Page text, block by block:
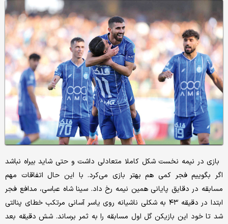
بازی در نیمه نخست شکل کاملا متعادلی داشت و حتی شاید بیراه نباشد
اگر بگوییم فجر کمی هم بهتر بازی می‌کرد. با این حال اتفاقات مهم
مسابقه در دقایق پایانی همین نیمه رخ داد. سینا شاه عباسی، مدافع فجر
ابتدا در دقیقه ۴۳ به شکلی ناشیانه روی یاسر آسانی مرتکب خطای پنالتی
شد تا خود این بازیکن گل اول مسابقه را به ثمر برساند. شش دقیقه بعد